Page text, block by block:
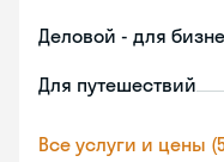
Деловой - для
Для путешествий
Все услуги и цены